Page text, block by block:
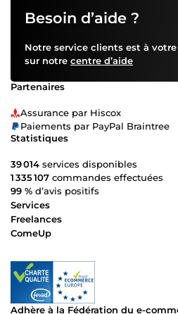
Besoin d’aide ?
Notre service clients est à
sur notre centre d’aide
Partenaires
Assurance par Hiscox
Paiements par PayPal Braintree
Statistiques
39 014 services disponibles
1 335 107 commandes effectuées
99 % d’avis positifs
Services
Freelances
ComeUp
Adhère à la Fédération du e-